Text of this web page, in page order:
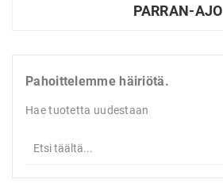
PARRAN-AJO
Pahoittelemme häiriötä.
Hae tuotetta uudestaan